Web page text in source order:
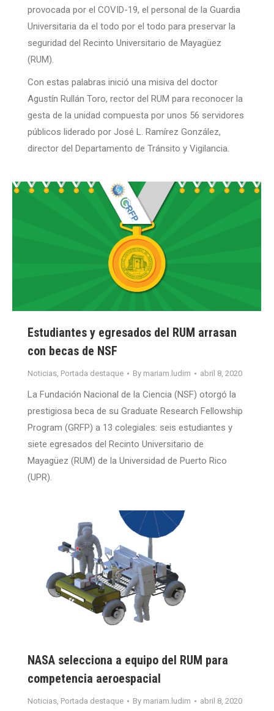
provocada por el COVID-19, el personal de la Guardia
Universitaria da el todo por el todo para preservar la
seguridad del Recinto Universitario de Mayagüez
(RUM).
Con estas palabras inició una misiva del doctor
Agustín Rullán Toro, rector del RUM para reconocer la
gesta de la unidad compuesta por unos 56 servidores
públicos liderado por José L. Ramírez González,
director del Departamento de Tránsito y Vigilancia.
Estudiantes y egresados del RUM arrasan
con becas de NSF
Noticias, Portada destaque By mariam.ludim abril 8, 2020
La Fundación Nacional de la Ciencia (NSF) otorgó la
prestigiosa beca de su Graduate Research Fellowship
Program (GRFP) a 13 colegiales: seis estudiantes y
siete egresados del Recinto Universitario de
Mayagüez (RUM) de la Universidad de Puerto Rico
(UPR).
NASA selecciona a equipo del RUM para
competencia aeroespacial
Noticias, Portada destaque By mariam.ludim abril 8, 2020